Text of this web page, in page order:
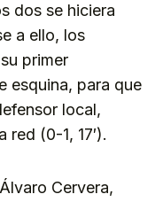
dos se hiciera
a ello, los
primer
esquina, para que
local,
(0-1, 17′).
Cervera,